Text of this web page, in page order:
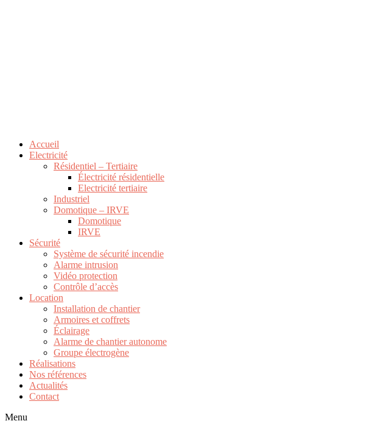
Accueil
Electricité
Résidentiel – Tertiaire
Électricité résidentielle
Electricité tertiaire
Industriel
Domotique – IRVE
Domotique
IRVE
Sécurité
Système de sécurité incendie
Alarme intrusion
Vidéo protection
Contrôle d’accès
Location
Installation de chantier
Armoires et coffrets
Éclairage
Alarme de chantier autonome
Groupe électrogène
Réalisations
Nos références
Actualités
Contact
Menu